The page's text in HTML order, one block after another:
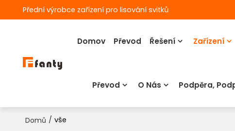
Přední výrobce zařízení pro lisování svitků
Domov Převod Řešení Zařízení
Převod O Nás Podpěra,
Domů / vše